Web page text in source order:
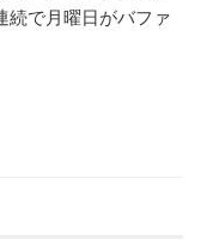
続で月曜日がバファ